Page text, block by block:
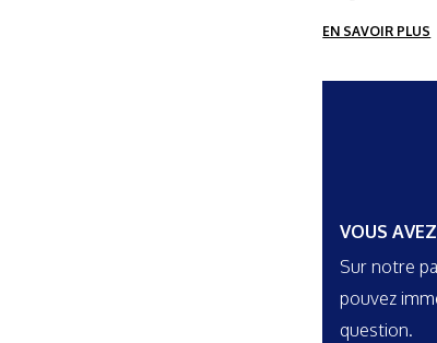
EN SAVOIR PLUS
VOUS
Sur notre
pouvez
question.